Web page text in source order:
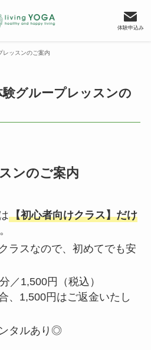
体験申込み
レッスンのご案内
グループレッスンの
ンのご案内
【初心者向けクラス】だけ
ラスなので、初めてでも安
／1,500円（税込）
、1,500円はご返金いたし
タルあり◎